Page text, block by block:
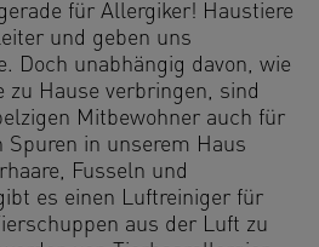
für Allergiker! Haustiere
und geben uns
Doch unabhängig davon, wie
Hause verbringen, sind
Mitbewohner auch für
in unserem Haus
Fusseln und
es einen Luftreiniger für
aus der Luft zu